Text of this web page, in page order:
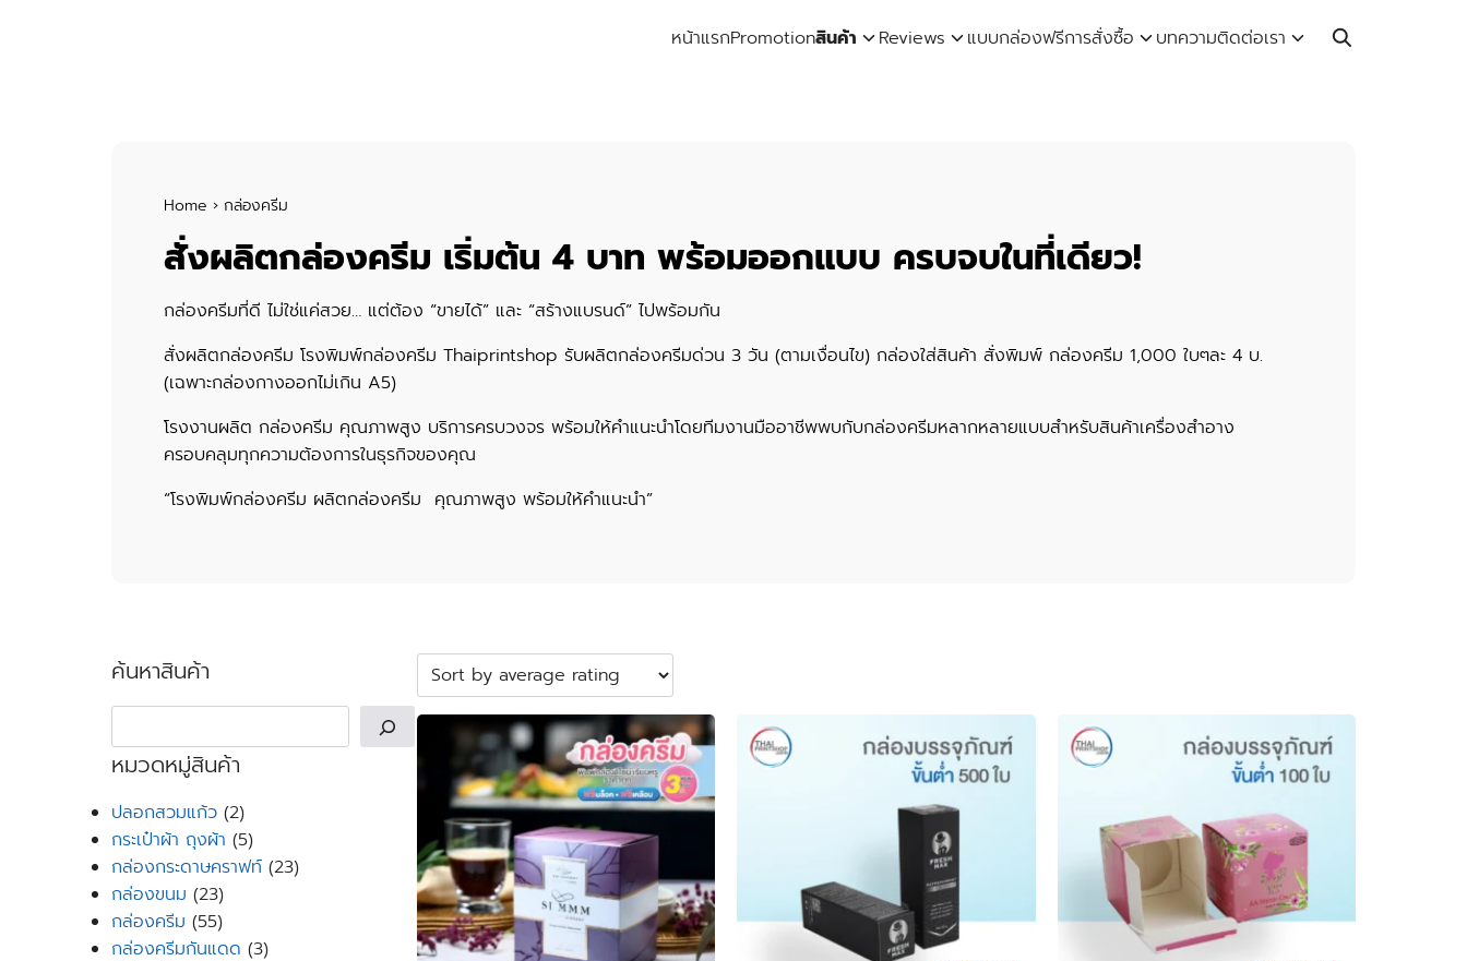
หน้าแรกPromotionสินค้า Reviews แบบกล่องฟรีการสั่งซื้อ บทความติดต่อเรา
Home › กล่องครีม
สั่งผลิตกล่องครีม เริ่มต้น 4 บาท พร้อมออกแบบ ครบจบในที่เดียว!
กล่องครีมที่ดี ไม่ใช่แค่สวย… แต่ต้อง “ขายได้” และ “สร้างแบรนด์” ไปพร้อมกัน
สั่งผลิตกล่องครีม โรงพิมพ์กล่องครีม Thaiprintshop รับผลิตกล่องครีมด่วน 3 วัน (ตามเงื่อนไข) กล่องใส่สินค้า สั่งพิมพ์ กล่องครีม 1,000 ใบๆละ 4 บ.
(เฉพาะกล่องกางออกไม่เกิน A5)
โรงงานผลิต กล่องครีม คุณภาพสูง บริการครบวงจร พร้อมให้คำแนะนำโดยทีมงานมืออาชีพพบกับกล่องครีมหลากหลายแบบสำหรับสินค้าเครื่องสำอาง
ครอบคลุมทุกความต้องการในธุรกิจของคุณ
“โรงพิมพ์กล่องครีม ผลิตกล่องครีม คุณภาพสูง พร้อมให้คำแนะนำ”
ค้นหาสินค้า
Search
หมวดหมู่สินค้า
ปลอกสวมแก้ว 22
products
กระเป๋าผ้า ถุงผ้า 55
products
กล่องกระดาษคราฟท์ 2323
กล่องขนม 2323
products
กล่องครีม 5555
products
กล่องครีมกันแดด 33